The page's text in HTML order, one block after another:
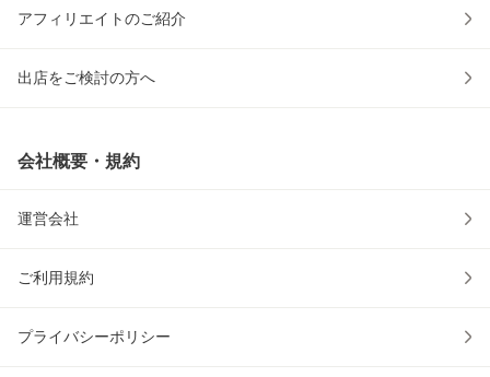
アフィリエイトのご紹介
出店をご検討の方へ
会社概要・規約
運営会社
ご利用規約
プライバシーポリシー